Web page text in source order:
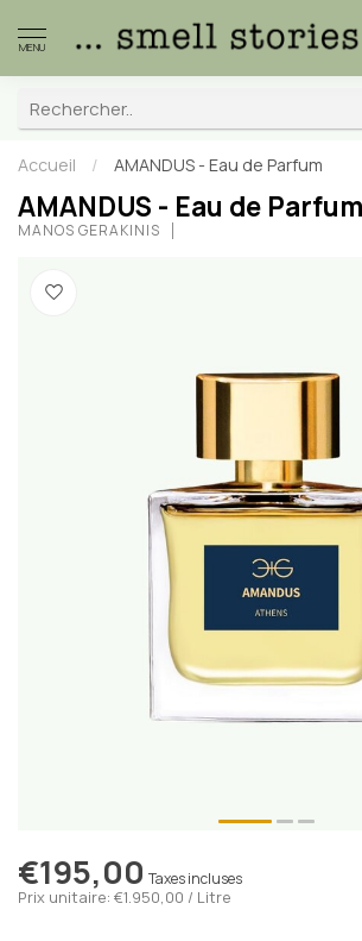
MENU
Accueil / AMANDUS - Eau de Parfum
AMANDUS - Eau de Parfum
MANOS GERAKINIS
€195,00 Taxes incluses
Prix unitaire: €1.950,00 / Litre